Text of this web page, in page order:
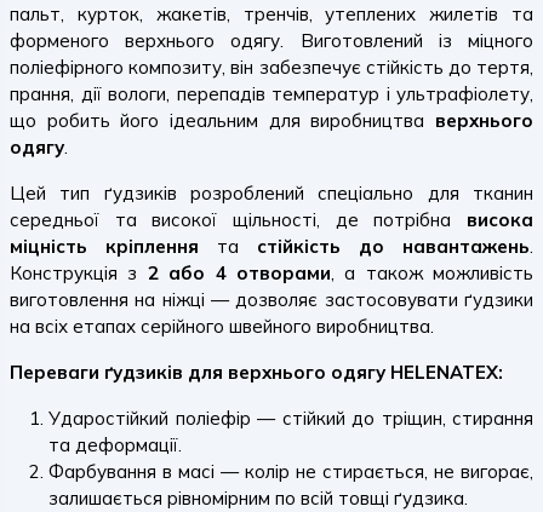
пальт, курток, жакетів, тренчів, утеплених жилетів та
форменого верхнього одягу. Виготовлений із міцного
поліефірного композиту, він забезпечує стійкість до тертя,
прання, дії вологи, перепадів температур і ультрафіолету,
що робить його ідеальним для виробництва верхнього
одягу.
Цей тип ґудзиків розроблений спеціально для тканин
середньої та високої щільності, де потрібна висока
міцність кріплення та стійкість до навантажень.
Конструкція з 2 або 4 отворами, а також можливість
виготовлення на ніжці — дозволяє застосовувати ґудзики
на всіх етапах серійного швейного виробництва.
Переваги ґудзиків для верхнього одягу HELENATEX:
Ударостійкий поліефір — стійкий до тріщин, стирання
та деформації.
Фарбування в масі — колір не стирається, не вигорає,
залишається рівномірним по всій товщі ґудзика.